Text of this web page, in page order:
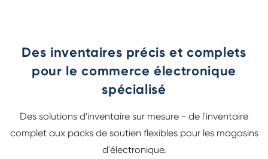
Des inventaires précis et complets
pour le commerce électronique
spécialisé
Des solutions d'inventaire sur mesure - de l'inventaire
complet aux packs de soutien flexibles pour les magasins
d'électronique.